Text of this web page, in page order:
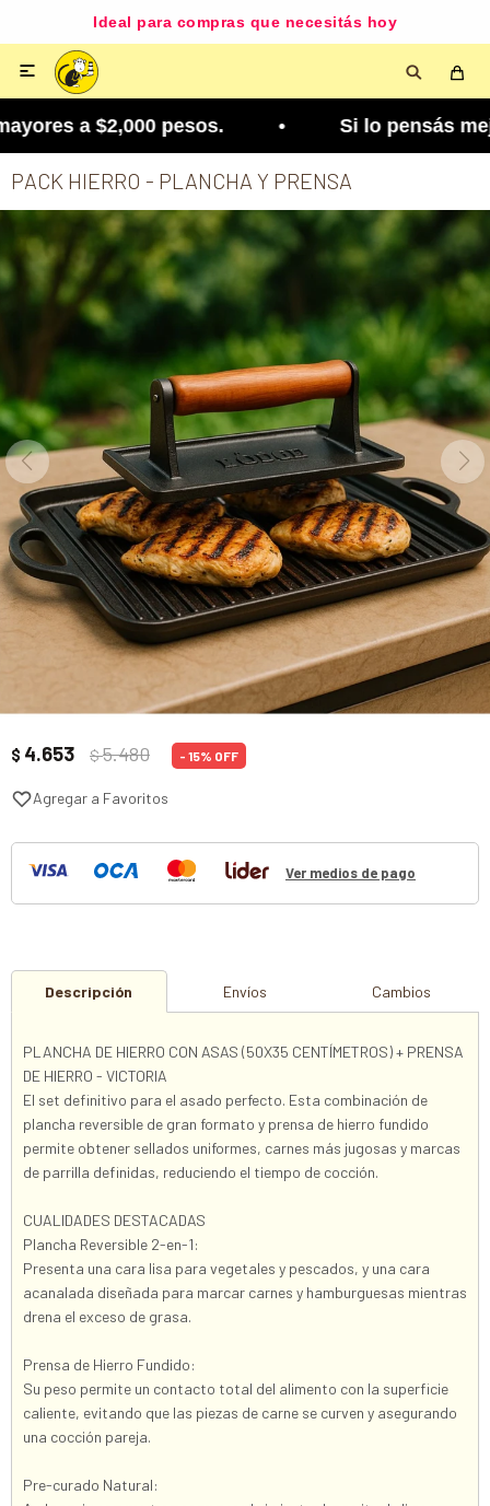
Ideal para compras que necesitás hoy

a $2,000 pesos. • Si lo pensás mejor,
PACK HIERRO - PLANCHA Y PRENSA
$ 4.653 $5.480 15
Ver medios de pago
Descripción Envíos Cambios
PLANCHA DE HIERRO CON ASAS (50X35 CENTÍMETROS) + PRENSA
DE HIERRO - VICTORIA
El set definitivo para el asado perfecto. Esta combinación de
plancha reversible de gran formato y prensa de hierro fundido
permite obtener sellados uniformes, carnes más jugosas y marcas
de parrilla definidas, reduciendo el tiempo de cocción.
CUALIDADES DESTACADAS
Plancha Reversible 2-en-1:
Presenta una cara lisa para vegetales y pescados, y una cara
acanalada diseñada para marcar carnes y hamburguesas mientras
drena el exceso de grasa.
Prensa de Hierro Fundido:
Su peso permite un contacto total del alimento con la superficie
caliente, evitando que las piezas de carne se curven y asegurando
una cocción pareja.
Pre-curado Natural: